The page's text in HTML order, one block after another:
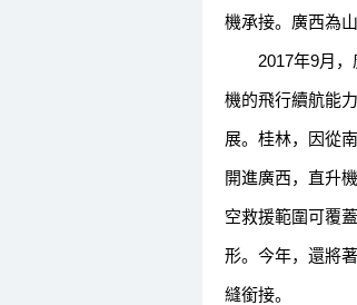
機承接。廣西為
2017年9月，廣
機的飛行續航能
展。桂林，因從
開進廣西，直升
空救援範圍可覆
形。今年，還將
縫銜接。